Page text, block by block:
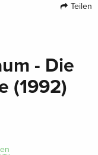
Teilen
- Die
(1992)